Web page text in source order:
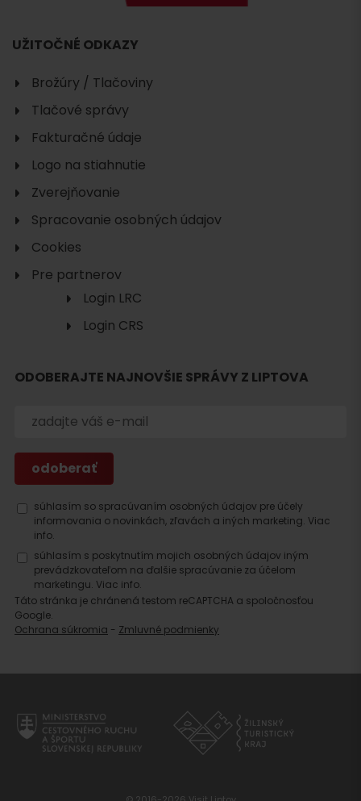
Hľadať
ubytovanie
UŽITOČNÉ ODKAZY
Brožúry / Tlačoviny
Tlačové správy
Fakturačné údaje
Logo na stiahnutie
Zverejňovanie
Spracovanie osobných údajov
Cookies
Pre partnerov
Login LRC
Login CRS
ODOBERAJTE NAJNOVŠIE SPRÁVY Z LIPTOVA
súhlasím so spracúvaním osobných údajov pre účely
informovania o novinkách, zľavách a iných marketing. Viac
info.
súhlasím s poskytnutím mojich osobných údajov iným
prevádzkovateľom na ďalšie spracúvanie za účelom
marketingu. Viac info.
Táto stránka je chránená testom reCAPTCHA a spoločnosťou
Google.
Ochrana súkromia - Zmluvné podmienky